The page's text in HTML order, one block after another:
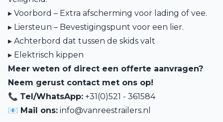
▸ Voorbord – Extra afscherming voor lading of vee.
▸ Liersteun – Bevestigingspunt voor een lier.
▸ Achterbord dat tussen de skids valt
▸ Elektrisch kippen
Meer weten of direct een offerte aanvragen?
Neem gerust contact met ons op!
📞 Tel/WhatsApp: +31(0)521 - 361584
📧 Mail ons: info@vanreestrailers.nl